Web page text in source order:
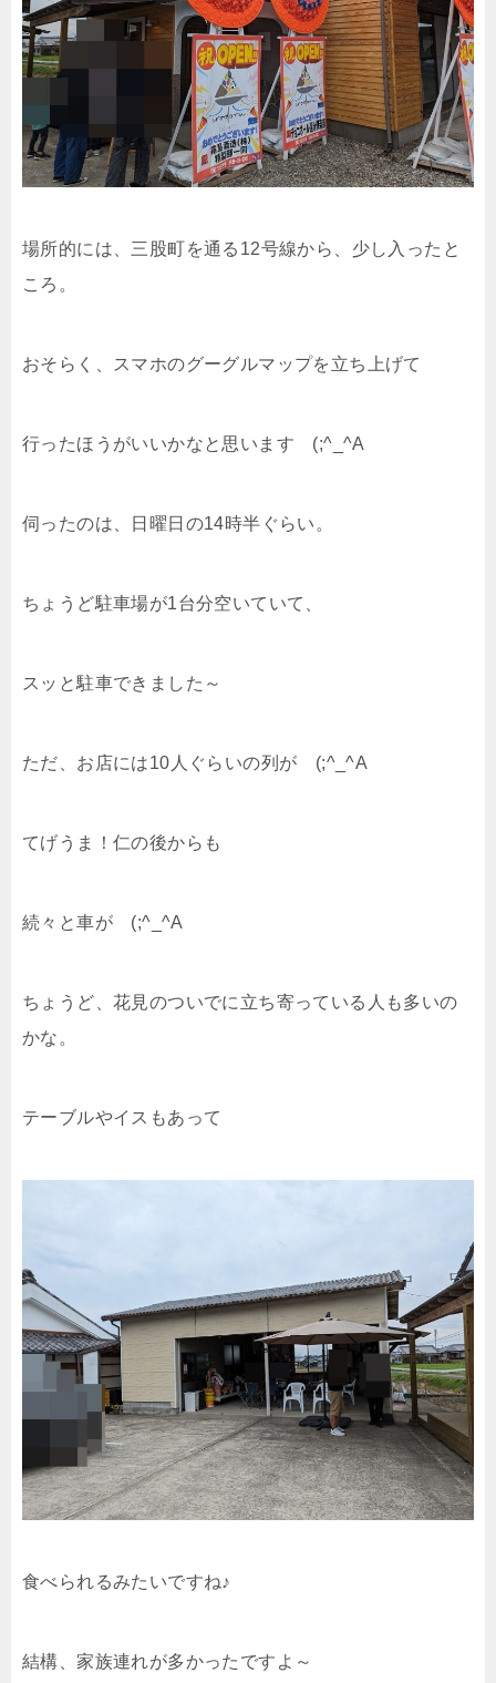
場所的には、三股町を通る12号線から、少し入ったと
ころ。
おそらく、スマホのグーグルマップを立ち上げて
行ったほうがいいかなと思います (;^_^A
伺ったのは、日曜日の14時半ぐらい。
ちょうど駐車場が1台分空いていて、
スッと駐車できました～
ただ、お店には10人ぐらいの列が (;^_^A
てげうま！仁の後からも
続々と車が (;^_^A
ちょうど、花見のついでに立ち寄っている人も多いの
かな。
テーブルやイスもあって
食べられるみたいですね♪
結構、家族連れが多かったですよ～